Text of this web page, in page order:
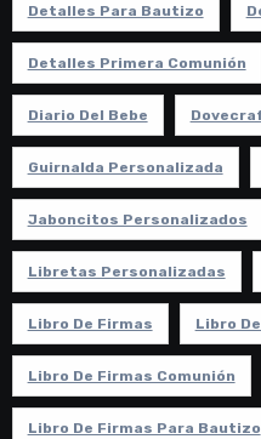
Detalles Para Bautizo
Detalles Primera Comunión
Diario Del Bebe
Guirnalda Personalizada
Jaboncitos Personalizados
Libretas Personalizadas
Libro De Firmas Libro
Libro De Firmas Comunión
Libro De Firmas Para Bautizo